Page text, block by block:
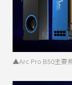
▲Arc Pro B50主要